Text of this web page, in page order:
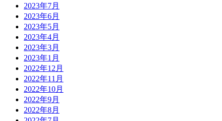
2023年7月
2023年6月
2023年5月
2023年4月
2023年3月
2023年1月
2022年12月
2022年11月
2022年10月
2022年9月
2022年8月